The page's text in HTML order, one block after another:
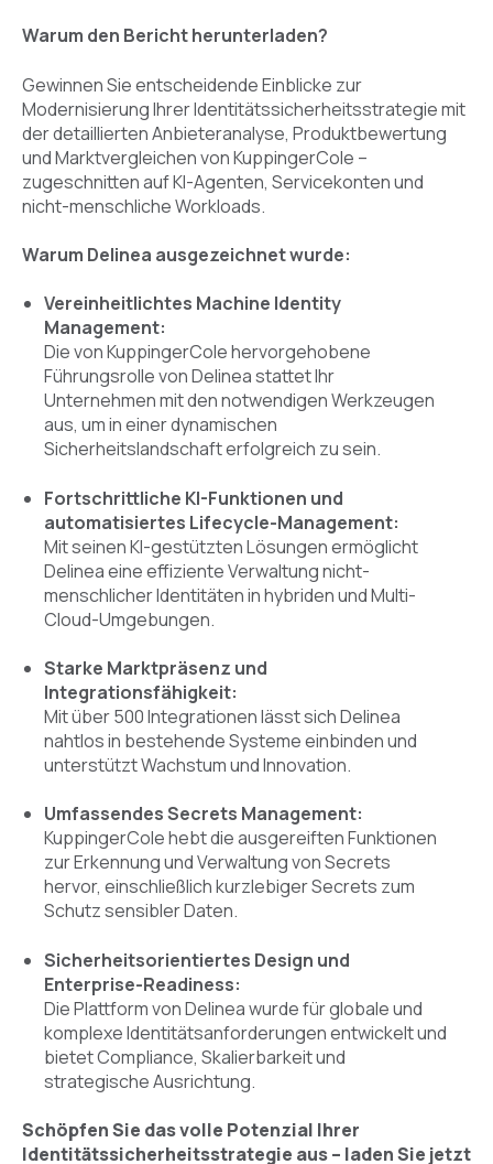
Warum den Bericht herunterladen?
Gewinnen Sie entscheidende Einblicke zur
Modernisierung Ihrer Identitätssicherheitsstrategie mit
der detaillierten Anbieteranalyse, Produktbewertung
und Marktvergleichen von KuppingerCole –
zugeschnitten auf KI-Agenten, Servicekonten und
nicht-menschliche Workloads.
Warum Delinea ausgezeichnet wurde:
Vereinheitlichtes Machine Identity
Management:
Die von KuppingerCole hervorgehobene
Führungsrolle von Delinea stattet Ihr
Unternehmen mit den notwendigen Werkzeugen
aus, um in einer dynamischen
Sicherheitslandschaft erfolgreich zu sein.
Fortschrittliche KI-Funktionen und
automatisiertes Lifecycle-Management:
Mit seinen KI-gestützten Lösungen ermöglicht
Delinea eine effiziente Verwaltung nicht-
menschlicher Identitäten in hybriden und Multi-
Cloud-Umgebungen.
Starke Marktpräsenz und
Integrationsfähigkeit:
Mit über 500 Integrationen lässt sich Delinea
nahtlos in bestehende Systeme einbinden und
unterstützt Wachstum und Innovation.
Umfassendes Secrets Management:
KuppingerCole hebt die ausgereiften Funktionen
zur Erkennung und Verwaltung von Secrets
hervor, einschließlich kurzlebiger Secrets zum
Schutz sensibler Daten.
Sicherheitsorientiertes Design und
Enterprise-Readiness:
Die Plattform von Delinea wurde für globale und
komplexe Identitätsanforderungen entwickelt und
bietet Compliance, Skalierbarkeit und
strategische Ausrichtung.
Schöpfen Sie das volle Potenzial Ihrer
Identitätssicherheitsstrategie aus – laden Sie jetzt